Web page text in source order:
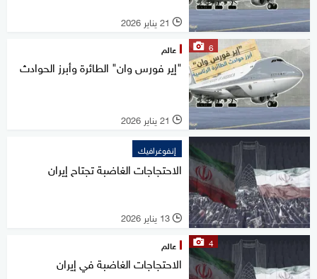
l 21 يناير 2026
6 عالم
"إير فورس وان" الطائرة وأبرز الحوادث
l 21 يناير 2026
إنفوغرافيك
الاحتجاجات الغاضبة تجتاح إيران
l 13 يناير 2026
4 عالم
الاحتجاجات الغاضبة في إيران